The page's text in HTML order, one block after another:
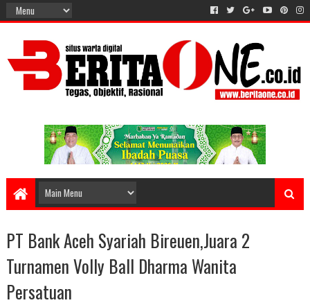
PT Bank Aceh Syariah Bireuen,Juara 2
Turnamen Volly Ball Dharma Wanita
Persatuan